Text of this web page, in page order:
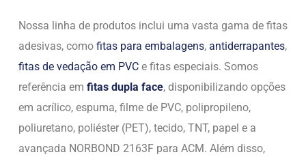
Nossa linha de produtos inclui uma vasta gama de fitas
adesivas, como fitas para embalagens, antiderrapantes,
fitas de vedação em PVC e fitas especiais. Somos
referência em fitas dupla face, disponibilizando opções
em acrílico, espuma, filme de PVC, polipropileno,
poliuretano, poliéster (PET), tecido, TNT, papel e a
avançada NORBOND 2163F para ACM. Além disso,